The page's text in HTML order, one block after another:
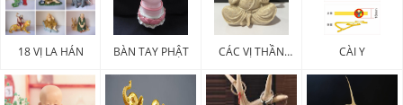
18 VỊ LA HÁN BÀN TAY PHẬT
CÁC VỊ THẦN
CÀI Y